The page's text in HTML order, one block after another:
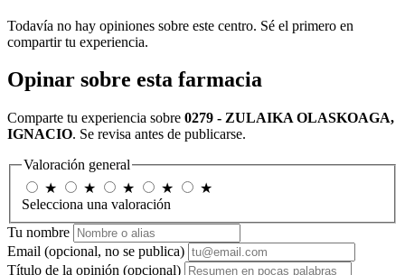
Todavía no hay opiniones sobre este centro. Sé el primero en
compartir tu experiencia.
Opinar sobre esta farmacia
Comparte tu experiencia sobre 0279 - ZULAIKA OLASKOAGA,
IGNACIO. Se revisa antes de publicarse.
Valoración general
★
★ ★ ★
★
Selecciona una valoración
Tu nombre
Email (opcional, no se publica)
Título de la opinión (opcional)